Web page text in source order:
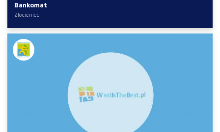
Bankomat
Złocieniec